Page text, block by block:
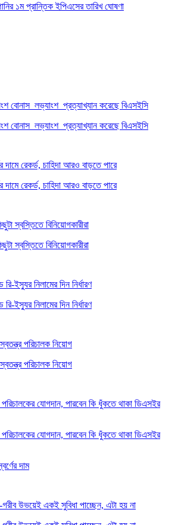
১ম প্রান্তিক ইপিএসের তারিখ ঘোষণা
বোনাস লভ্যাংশ প্রত্যাখ্যান করেছে বিএসইসি
বোনাস লভ্যাংশ প্রত্যাখ্যান করেছে বিএসইসি
দামে রেকর্ড, চাহিদা আরও বাড়তে পারে
দামে রেকর্ড, চাহিদা আরও বাড়তে পারে
স্বস্তিতে বিনিয়োগকারীরা
স্বস্তিতে বিনিয়োগকারীরা
রি-ইস্যুর নিলামের দিন নির্ধারণ
রি-ইস্যুর নিলামের দিন নির্ধারণ
পরিচালক নিয়োগ
পরিচালক নিয়োগ
যোগদান, পারবেন কি ধুঁকতে থাকা ডিএসইর
যোগদান, পারবেন কি ধুঁকতে থাকা ডিএসইর
দাম
গরীব উভয়েই একই সুবিধা পাচ্ছেন, এটা হয় না